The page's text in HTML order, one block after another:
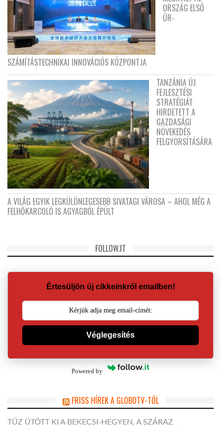
ORSZÁG ELSŐ
ŰR-
SZÁMÍTÁSTECHNIKAI INNOVÁCIÓS KÖZPONTJA
TANZÁNIA ÚJ
FEJLESZTÉSI
STRATÉGIÁT
HIRDETETT A
GAZDASÁGI
NÖVEKEDÉS
FELGYORSÍTÁSÁRA
A VILÁG EGYIK LEGKÜLÖNLEGESEBB SIVATAGI VÁROSA – AHOL MÉG A
FELHŐKARCOLÓ IS AGYAGBÓL ÉPÜLT
FOLLOW.IT
Értesüljön új cikkeinkről emailben!
Véglegesítés
Powered by
FRISS HÍREK A GLOBOTV-TŐL
TŰZ ÜTÖTT KI A BEKECSI-HEGYEN, A SZÁRAZ